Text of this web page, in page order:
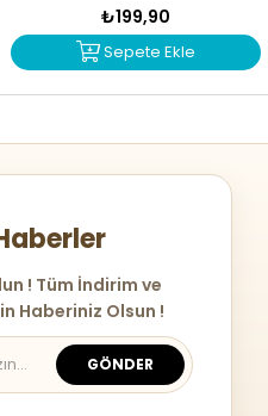
₺199,90
Sepete Ekle
! Tüm İndirim ve
Haberiniz Olsun !
GÖNDER